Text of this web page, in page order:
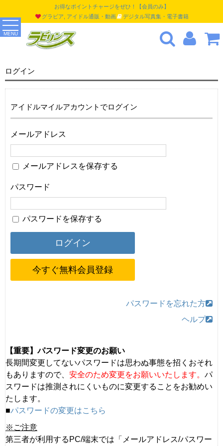
MENU
お得なポイントチャージをぜひ！【会員のみ】
グラビア, アイドル通販・動画
デジタル写真集・電子書籍
ログイン
アイドルマイルアカウントでログイン
メールアドレス
メールアドレスを保存する
パスワード
パスワードを保存する
今すぐ無料会員登録
パスワードを忘れた方
ヘルプ
【重要】パスワード変更のお願い
長期間変更してないパスワードは思わぬ事態を招くおそれ
もありますので、 安全のため変更をお願いいたします。 パ
スワードは推測されにくいものに変更することをお勧めい
たします。
■パスワードの変更はこちら
※ご注意
第三者が利用するPC/端末では「メールアドレス/パスワー